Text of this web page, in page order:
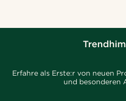
Erfahre als Erste:r von neuen
und besonderen